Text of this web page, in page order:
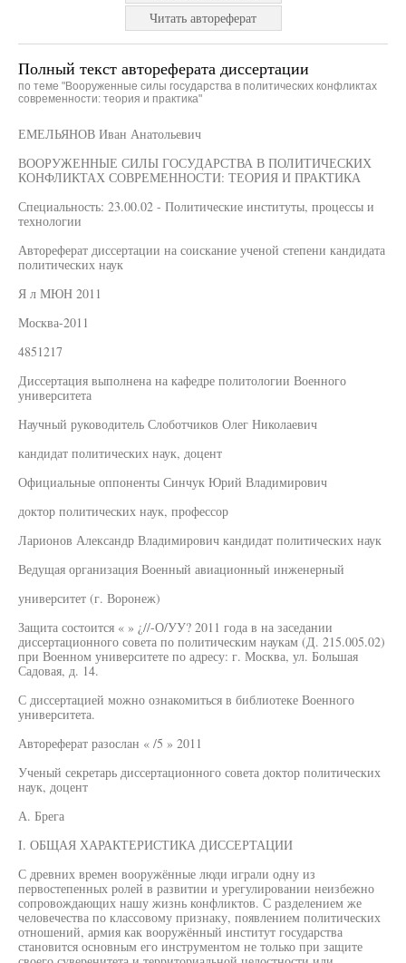
Читать автореферат
Полный текст автореферата диссертации
по теме "Вооруженные силы государства в политических конфликтах
современности: теория и практика"
ЕМЕЛЬЯНОВ Иван Анатольевич
ВООРУЖЕННЫЕ СИЛЫ ГОСУДАРСТВА В ПОЛИТИЧЕСКИХ
КОНФЛИКТАХ СОВРЕМЕННОСТИ: ТЕОРИЯ И ПРАКТИКА
Специальность: 23.00.02 - Политические институты, процессы и
технологии
Автореферат диссертации на соискание ученой степени кандидата
политических наук
Я л МЮН 2011
Москва-2011
4851217
Диссертация выполнена на кафедре политологии Военного
университета
Научный руководитель Слоботчиков Олег Николаевич
кандидат политических наук, доцент
Официальные оппоненты Синчук Юрий Владимирович
доктор политических наук, профессор
Ларионов Александр Владимирович кандидат политических наук
Ведущая организация Военный авиационный инженерный
университет (г. Воронеж)
Защита состоится « » ¿//-О/УУ? 2011 года в на заседании
диссертационного совета по политическим наукам (Д. 215.005.02)
при Военном университете по адресу: г. Москва, ул. Большая
Садовая, д. 14.
С диссертацией можно ознакомиться в библиотеке Военного
университета.
Автореферат разослан « /5 » 2011
Ученый секретарь диссертационного совета доктор политических
наук, доцент
А. Брега
I. ОБЩАЯ ХАРАКТЕРИСТИКА ДИССЕРТАЦИИ
С древних времен вооружённые люди играли одну из
первостепенных ролей в развитии и урегулировании неизбежно
сопровождающих нашу жизнь конфликтов. С разделением же
человечества по классовому признаку, появлением политических
отношений, армия как вооружённый институт государства
становится основным его инструментом не только при защите